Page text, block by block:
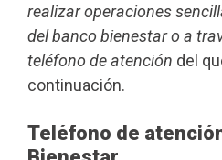
realizar operaciones
del banco bienestar o a
teléfono de atención del
continuación.
Teléfono de